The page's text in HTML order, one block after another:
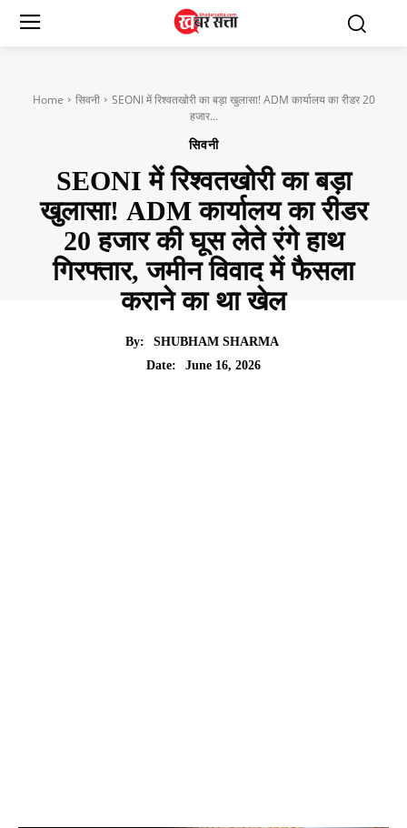
Home सिवनी
SEONI में रिश्वतखोरी का बड़ा खुलासा! ADM कार्यालय का रीडर 20
हजार...
सिवनी
SEONI में रिश्वतखोरी का बड़ा
खुलासा! ADM कार्यालय का रीडर
20 हजार की घूस लेते रंगे हाथ
गिरफ्तार, जमीन विवाद में फैसला
कराने का था खेल
By:
SHUBHAM SHARMA
Date:
June 16, 2026